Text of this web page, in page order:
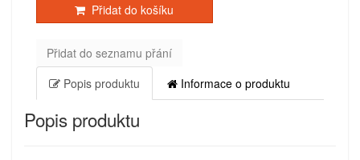
Přidat do košíku
Přidat do seznamu přání
Popis produktu
Informace o produktu
Popis produktu